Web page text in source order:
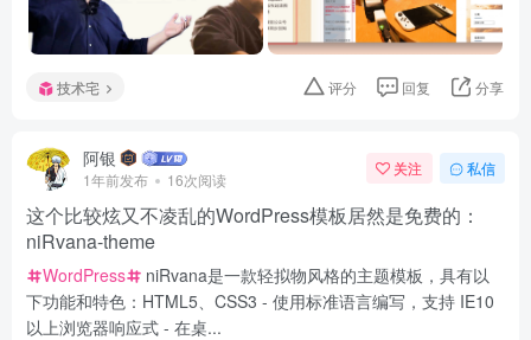
技术宅 评分 回复 分享
阿银
1年前发布 16次阅读
关注 私信
这个比较炫又不凌乱的WordPress模板居然是免费的：
niRvana-theme
WordPress
niRvana是一款轻拟物风格的主题模板，具有以
下功能和特色：HTML5、CSS3 - 使用标准语言编写，支持 IE10
以上浏览器响应式 - 在桌...